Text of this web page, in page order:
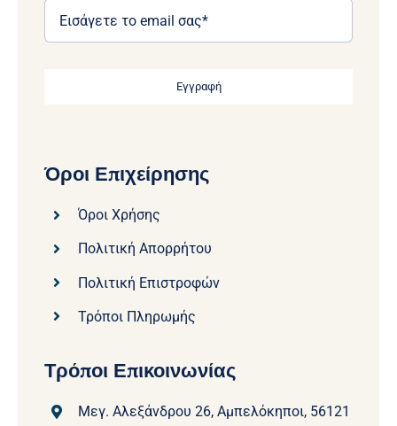
Εγγραφή
Όροι Επιχείρησης
Όροι Χρήσης
Πολιτική Απορρήτου
Πολιτική Επιστροφών
Τρόποι Πληρωμής
Τρόποι Επικοινωνίας
Μεγ. Αλεξάνδρου 26, Αμπελόκηποι, 56121